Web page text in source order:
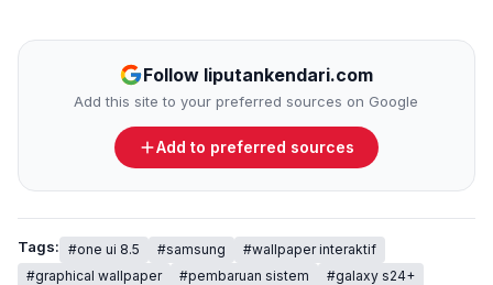
Follow liputankendari.com
Add this site to your preferred sources on Google
Add to preferred sources
Tags: #one ui 8.5 #samsung
#wallpaper interaktif
#graphical wallpaper
#pembaruan sistem
#galaxy s24+